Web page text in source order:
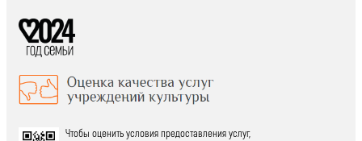
Чтобы оценить условия предоставления услуг,